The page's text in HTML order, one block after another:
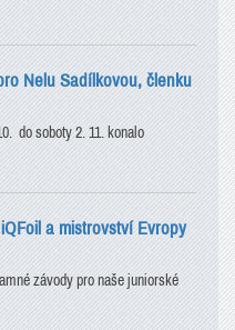
Nelu Sadílkovou, členku
do soboty 2. 11. konalo
a mistrovství Evropy
závody pro naše juniorské